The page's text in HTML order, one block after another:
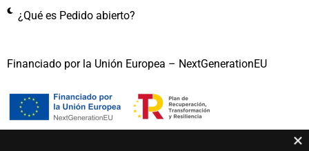
¿Qué es Pedido abierto?
Financiado por la Unión Europea – NextGenerationEU